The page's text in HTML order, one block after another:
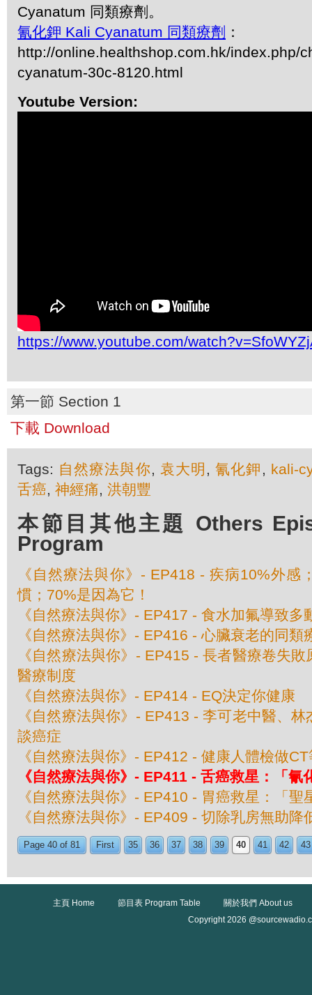
Cyanatum 同類療劑。
氰化鉀 Kali Cyanatum 同類療劑 ：
http://online.healthshop.com.hk/index.php/
cyanatum-30c-8120.html
Youtube Version:
https://www.youtube.com/
第一節 Section 1
下載 Download
Tags: 自然療法與你, 袁大明 ,氰化鉀 , kali-
舌癌, 神經痛, 洪朝豐
本節目其他主題 Others
Program
《自然療法與你》- EP418 - 疾病10%外感
慣；70%是因為它！
《自然療法與你》- EP417 - 食水加氟導致多
《自然療法與你》- EP416 - 心臟衰老的同類
《自然療法與你》- EP415 - 長者醫療卷失
醫療制度
《自然療法與你》- EP414 - EQ決定你健康
《自然療法與你》- EP413 - 李可老中醫、
談癌症
《自然療法與你》- EP412 - 健康人體檢做
《自然療法與你》- EP411 - 舌癌救星：「氰
《自然療法與你》- EP410 - 胃癌救星：「聖
《自然療法與你》- EP409 - 切除乳房無助降
Page 40 of 81 First 35 36 37 38 39 40 41 42 43
主頁 Home 節目表 Program Table
關於我們 About us
Copyright 2026